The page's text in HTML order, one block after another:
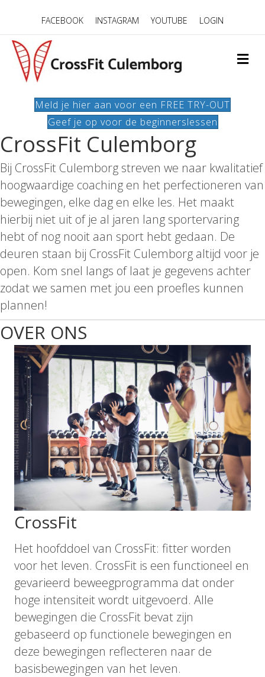
FACEBOOK INSTAGRAM YOUTUBE LOGIN
Meld je hier aan voor een FREE TRY-OUT
Geef je op voor de beginnerslessen
CrossFit Culemborg
Bij CrossFit Culemborg streven we naar kwalitatief
hoogwaardige coaching en het perfectioneren van
bewegingen, elke dag en elke les. Het maakt
hierbij niet uit of je al jaren lang sportervaring
hebt of nog nooit aan sport hebt gedaan. De
deuren staan bij CrossFit Culemborg altijd voor je
open. Kom snel langs of laat je gegevens achter
zodat we samen met jou een proefles kunnen
plannen!
OVER ONS
CrossFit
Het hoofddoel van CrossFit: fitter worden
voor het leven. CrossFit is een functioneel en
gevarieerd beweegprogramma dat onder
hoge intensiteit wordt uitgevoerd. Alle
bewegingen die CrossFit bevat zijn
gebaseerd op functionele bewegingen en
deze bewegingen reflecteren naar de
basisbewegingen van het leven.